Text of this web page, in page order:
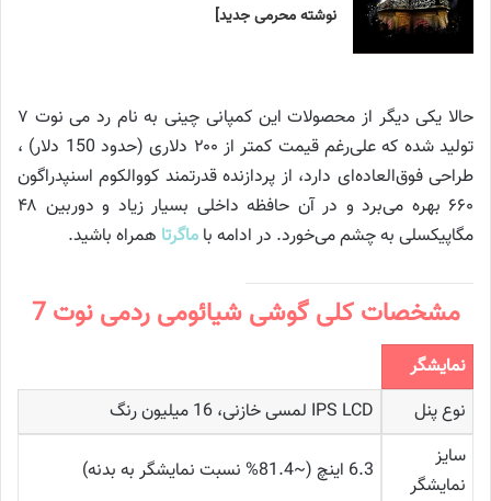
نوشته محرمی جدید]
حالا یکی دیگر از محصولات این کمپانی چینی به نام رد می نوت ۷
تولید شده که علی‌رغم قیمت کمتر از ۲۰۰ دلاری (حدود 150 دلار) ،
طراحی فوق‌العاده‌ای دارد، از پردازنده قدرتمند کووالکوم اسنپدراگون
۶۶۰ بهره می‌برد و در آن حافظه داخلی بسیار زیاد و دوربین ۴۸
مگاپیکسلی به چشم می‌خورد. در ادامه با ماگرتا همراه باشید.
مشخصات کلی گوشی شیائومی ردمی نوت 7
نمایشگر
نوع پنل
IPS LCD لمسی خازنی، 16 میلیون رنگ
سایز
نمایشگر
6.3 اینچ (~81.4% نسبت نمایشگر به بدنه)